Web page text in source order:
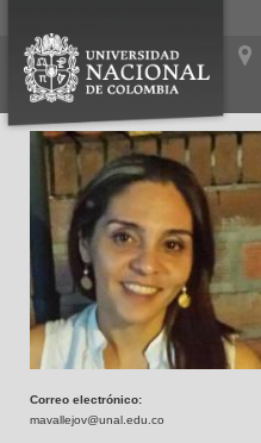
Correo electrónico:
mavallejov@unal.edu.co